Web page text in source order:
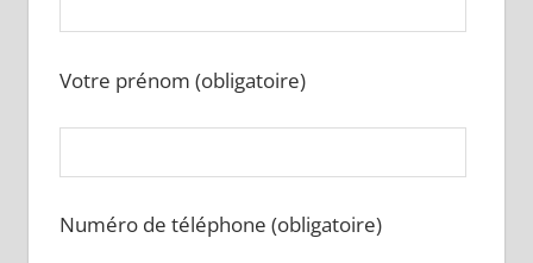
Votre prénom (obligatoire)
Numéro de téléphone (obligatoire)